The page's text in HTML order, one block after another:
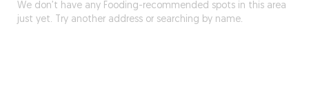
We don’t have any Fooding-recommended spots in this area
just yet. Try another address or searching by name.